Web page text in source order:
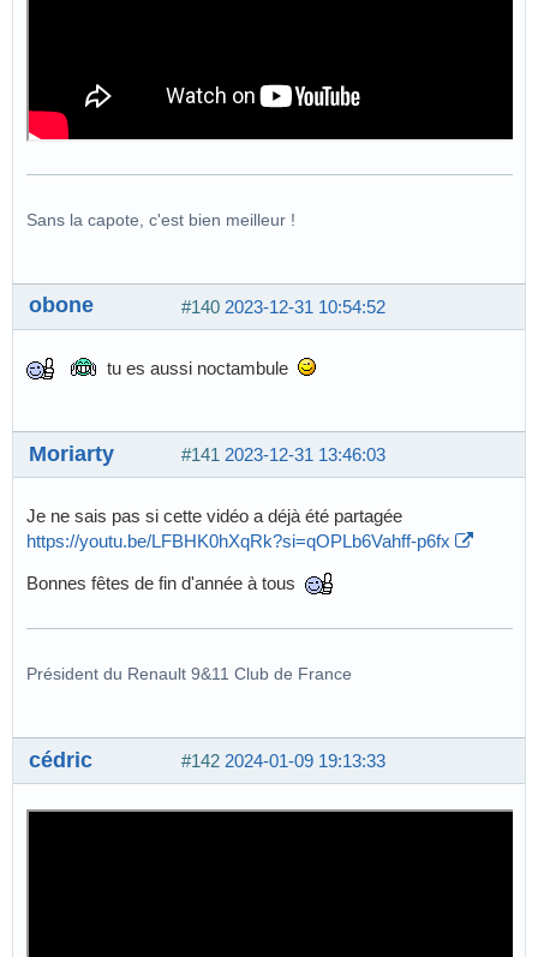
Sans la capote, c'est bien meilleur !
#140 2023-12-31 10:54:52
obone
tu es aussi noctambule
#141 2023-12-31 13:46:03
Moriarty
Je ne sais pas si cette vidéo a déjà été partagée
https://youtu.be/LFBHK0hXqRk?si=qOPLb6Vahff-p6fx
Bonnes fêtes de fin d'année à tous
Président du Renault 9&11 Club de France
#142 2024-01-09 19:13:33
cédric